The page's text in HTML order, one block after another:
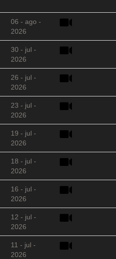
06 - ago -
2026
30 - jul -
2026
26 - jul -
2026
23 - jul -
2026
19 - jul -
2026
18 - jul -
2026
16 - jul -
2026
12 - jul -
2026
11 - jul -
2026